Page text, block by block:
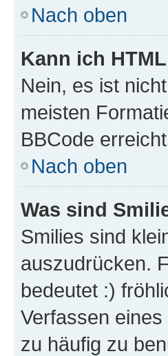
Nach oben
Kann ich
Nein, es ist
meisten
BBCode
Nach oben
Was sind
Smilies sind
auszudrücken.
bedeutet :)
Verfassen
zu häufig zu